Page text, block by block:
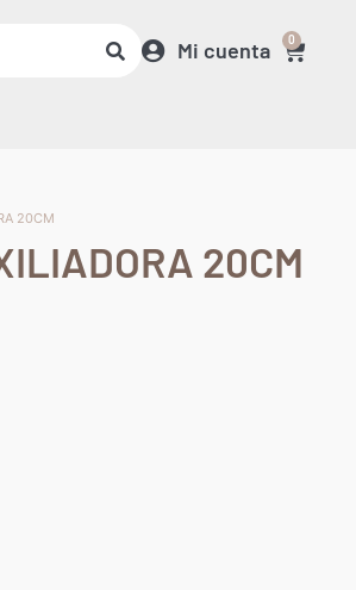
Mi cuenta 0
20CM
20CM